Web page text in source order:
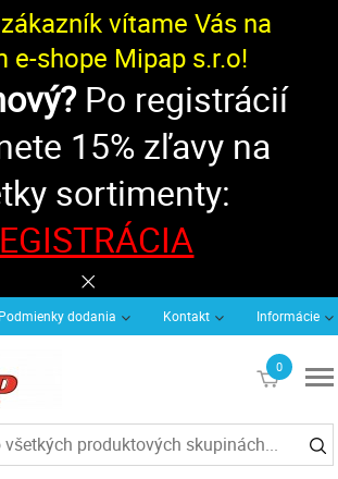
vítame Vás na
e-shope Mipap s.r.o!
Po registrácií
15% zľavy na
sortimenty:
Podmienky dodania Kontakt Informácie
0
€0